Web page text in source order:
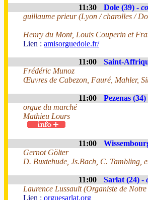
11:30 Dole (39) -
guillaume prieur (Lyon / charolles /
Henry du Mont, Louis Couperin et
Lien : amisorguedole.fr/
11:00
Saint-
Frédéric Munoz
Œuvres de Cabezon, Fauré, Mahler,
11:00 Pezenas (34)
orgue du marché
Mathieu Lours
11:00
Gernot Gölter
D. Buxtehude, Js.Bach, C. Tambling,
11:00 Sarlat (24) -
Laurence Lussault (Organiste de
Lien : orguesarlat.org